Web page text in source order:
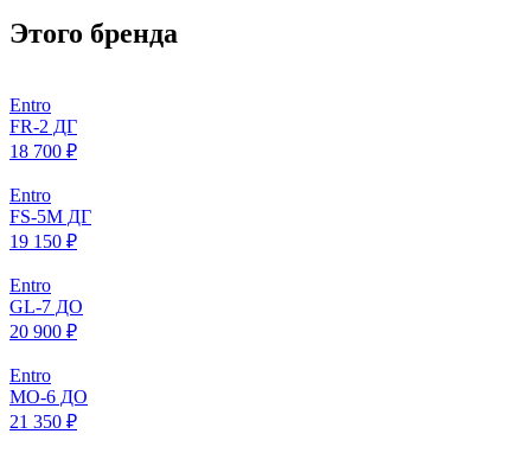
Этого бренда
Entro
FR-2 ДГ
18 700 ₽
Entro
FS-5M ДГ
19 150 ₽
Entro
GL-7 ДО
20 900 ₽
Entro
МO-6 ДО
21 350 ₽